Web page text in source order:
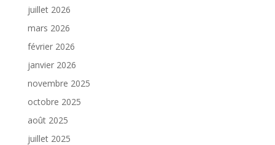
juillet 2026
mars 2026
février 2026
janvier 2026
novembre 2025
octobre 2025
août 2025
juillet 2025